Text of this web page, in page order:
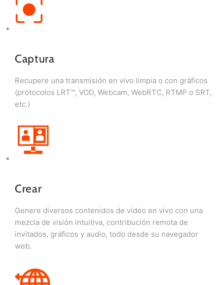
Captura
Recupere una transmisión en vivo limpia o con gráficos
(protocolos LRT™, VOD, Webcam, WebRTC, RTMP o SRT,
etc.)
Crear
Genere diversos contenidos de video en vivo con una
mezcla de visión intuitiva, contribución remota de
invitados, gráficos y audio, todo desde su navegador
web.